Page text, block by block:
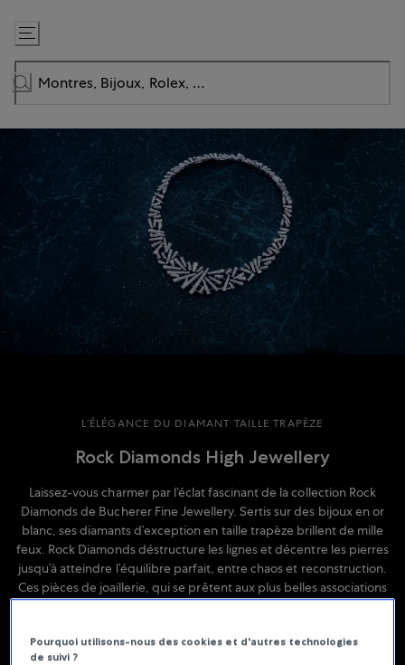
Passer
au
contenu
L’ÉLÉGANCE DU DIAMANT TAILLE TRAPÈZE
Rock Diamonds High Jewellery
Laissez-vous charmer par l’éclat fascinant de la collection Rock
Diamonds de Bucherer Fine Jewellery. Sertis sur des bijoux en or
blanc, ses diamants d’exception en taille trapèze brillent de mille
feux. Rock Diamonds déstructure les lignes et décentre les pierres
jusqu’à atteindre l’équilibre parfait, entre chaos et reconstruction.
Ces pièces de joaillerie, qui se prêtent aux plus belles associations
trapèze.
Pourquoi utilisons-nous des cookies et d'autres technologies
de suivi ?